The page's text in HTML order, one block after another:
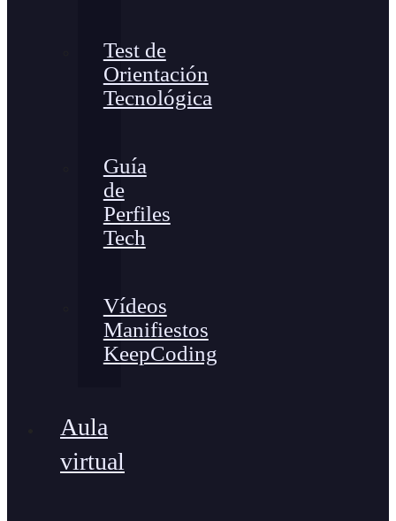
Test de
Orientación
Tecnológica
Guía
de
Perfiles
Tech
Vídeos
Manifiestos
KeepCoding
Aula
virtual